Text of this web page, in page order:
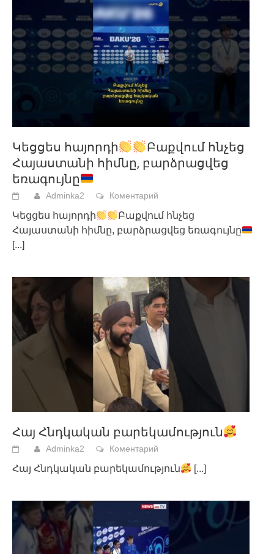
Կեցցես հայորդի
Բաքվում հնչեց
Հայաստանի հիմնը, բարձրացվեց
եռագույնը
Adminka2 Коментарий
Կեցցես հայորդի
Բաքվում հնչեց
Հայաստանի հիմնը, բարձրացվեց եռագույնը
[...]
Հայ Հնդկական բարեկամություն
Adminka2 Коментарий
Հայ Հնդկական բարեկամություն [...]